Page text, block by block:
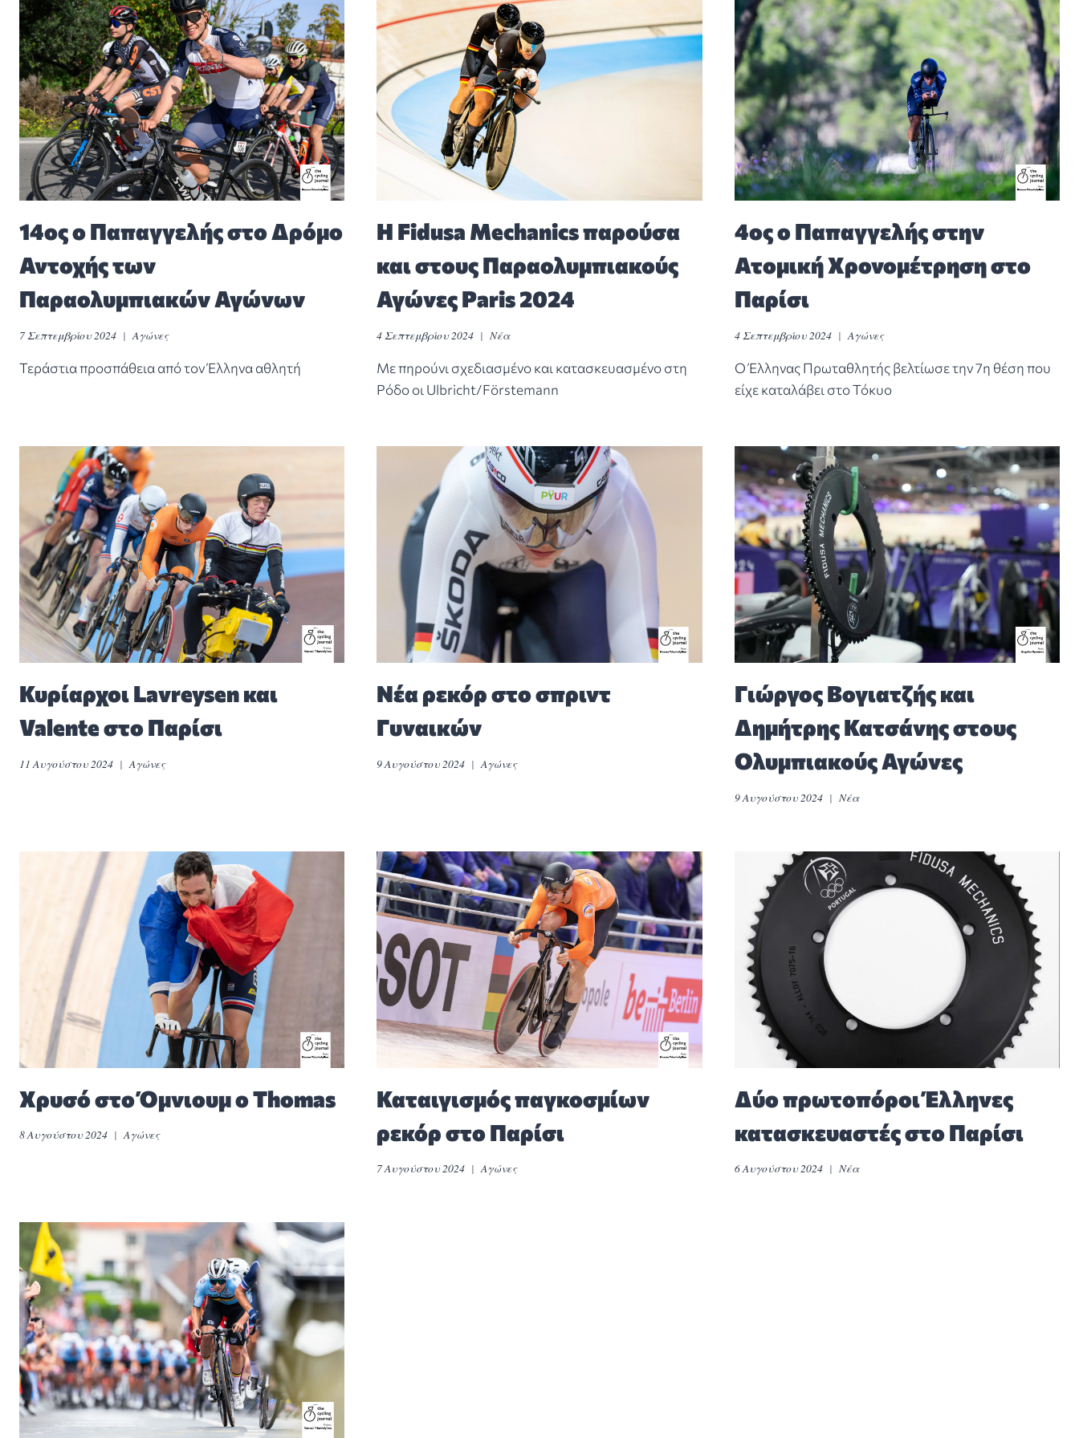
14ος ο Παπαγγελής στο Δρόμο
Αντοχής των
Παραολυμπιακών Αγώνων
7 Σεπτεμβρίου 2024 Αγώνες
Τεράστια προσπάθεια από τον Έλληνα αθλητή
Η Fidusa Mechanics παρούσα
και στους Παραολυμπιακούς
Αγώνες Paris 2024
4 Σεπτεμβρίου 2024 Νέα
Με πηρούνι σχεδιασμένο και κατασκευασμένο στη
Ρόδο οι Ulbricht/Förstemann
4ος ο Παπαγγελής στην
Ατομική Χρονομέτρηση στο
Παρίσι
4 Σεπτεμβρίου 2024 Αγώνες
Ο Έλληνας Πρωταθλητής βελτίωσε την 7η θέση που
είχε καταλάβει στο Τόκυο
Κυρίαρχοι Lavreysen και
Valente στο Παρίσι
11 Αυγούστου 2024 Αγώνες
Νέα ρεκόρ στο σπριντ
Γυναικών
9 Αυγούστου 2024 Αγώνες
Γιώργος Βογιατζής και
Δημήτρης Κατσάνης στους
Ολυμπιακούς Αγώνες
9 Αυγούστου 2024 Νέα
Χρυσό στο Όμνιουμ ο Thomas
8 Αυγούστου 2024 Αγώνες
Καταιγισμός παγκοσμίων
ρεκόρ στο Παρίσι
7 Αυγούστου 2024 Αγώνες
Δύο πρωτοπόροι Έλληνες
κατασκευαστές στο Παρίσι
6 Αυγούστου 2024 Νέα